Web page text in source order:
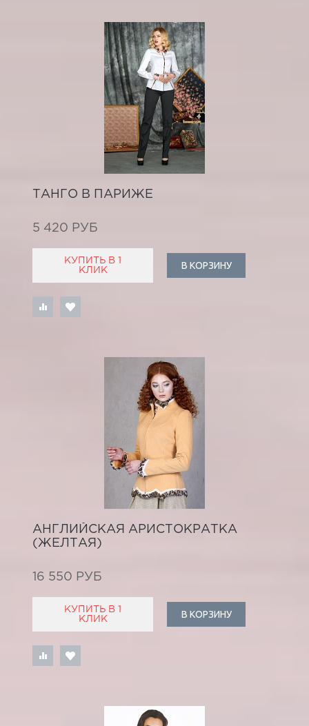
ТАНГО В ПАРИЖЕ
5 420 РУБ
КУПИТЬ В 1
КЛИК
В КОРЗИНУ
АНГЛИЙСКАЯ АРИСТОКРАТКА
(ЖЕЛТАЯ)
16 550 РУБ
КУПИТЬ В 1
КЛИК
В КОРЗИНУ